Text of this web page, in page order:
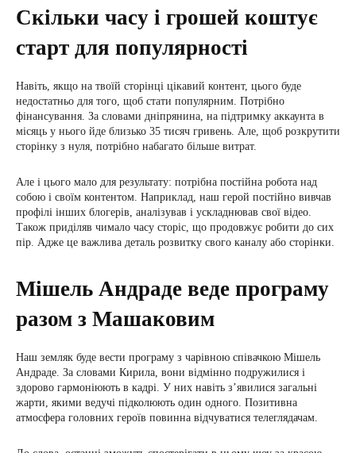
Скільки часу і грошей коштує
старт для популярності
Навіть, якщо на твоїй сторінці цікавий контент, цього буде
недостатньо для того, щоб стати популярним. Потрібно
фінансування. За словами дніпрянина, на підтримку аккаунта в
місяць у нього йде близько 35 тисяч гривень. Але, щоб розкрутити
сторінку з нуля, потрібно набагато більше витрат.
Але і цього мало для результату: потрібна постійна робота над
собою і своїм контентом. Наприклад, наш герой постійно вивчав
профілі інших блогерів, аналізував і ускладнював свої відео.
Також приділяв чимало часу сторіс, що продовжує робити до сих
пір. Адже це важлива деталь розвитку свого каналу або сторінки.
Мішель Андраде веде програму
разом з Машаковим
Наш земляк буде вести програму з чарівною співачкою Мішель
Андраде. За словами Кирила, вони відмінно подружилися і
здорово гармоніюють в кадрі. У них навіть з’явилися загальні
жарти, якими ведучі підколюють один одного. Позитивна
атмосфера головних героїв повинна відчуватися телеглядачам.